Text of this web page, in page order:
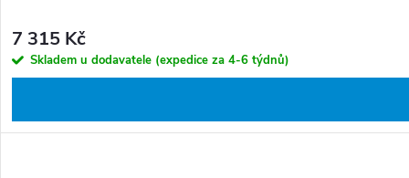
7 315 Kč
Skladem u dodavatele (expedice za 4-6 týdnů)